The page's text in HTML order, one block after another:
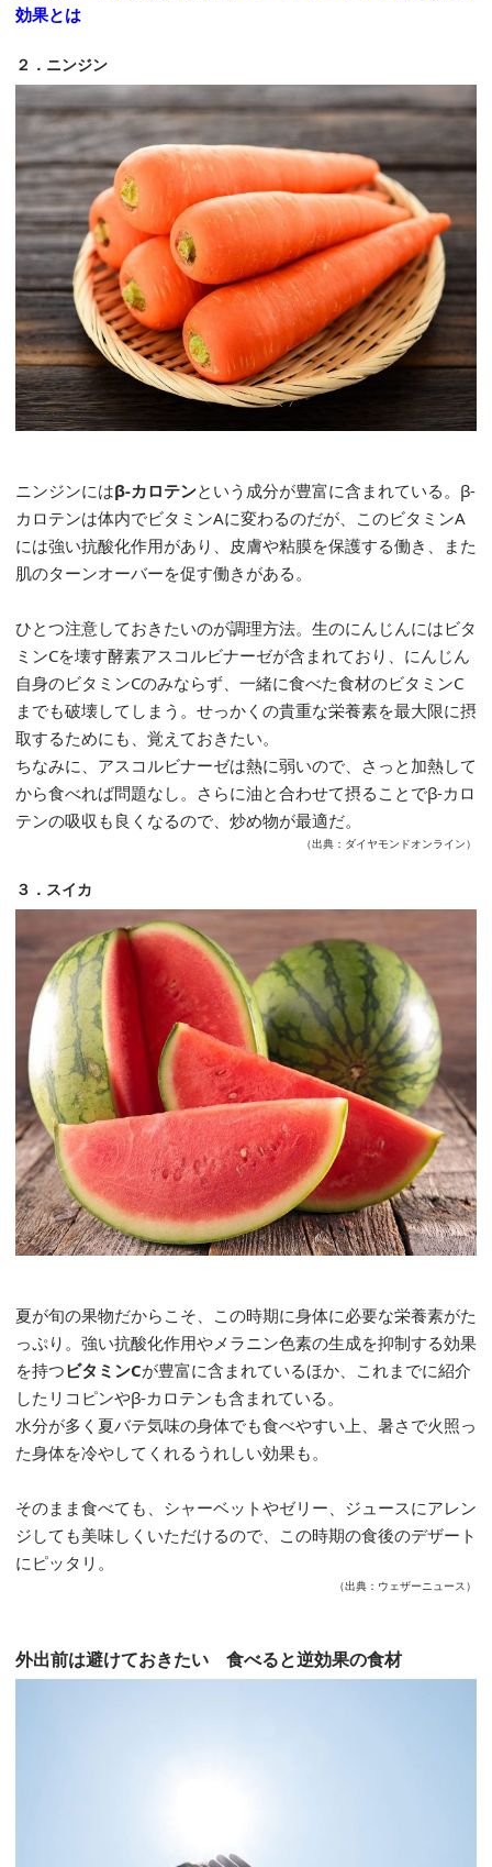
効果とは
２．ニンジン
ニンジンにはβ-カロテンという成分が豊富に含まれている。β-
カロテンは体内でビタミンAに変わるのだが、このビタミンA
には強い抗酸化作用があり、皮膚や粘膜を保護する働き、また
肌のターンオーバーを促す働きがある。
ひとつ注意しておきたいのが調理方法。生のにんじんにはビタ
ミンCを壊す酵素アスコルビナーゼが含まれており、にんじん
自身のビタミンCのみならず、一緒に食べた食材のビタミンC
までも破壊してしまう。せっかくの貴重な栄養素を最大限に摂
取するためにも、覚えておきたい。
ちなみに、アスコルビナーゼは熱に弱いので、さっと加熱して
から食べれば問題なし。さらに油と合わせて摂ることでβ-カロ
テンの吸収も良くなるので、炒め物が最適だ。
（出典：ダイヤモンドオンライン）
３．スイカ
夏が旬の果物だからこそ、この時期に身体に必要な栄養素がた
っぷり。強い抗酸化作用やメラニン色素の生成を抑制する効果
を持つビタミンCが豊富に含まれているほか、これまでに紹介
したリコピンやβ-カロテンも含まれている。
水分が多く夏バテ気味の身体でも食べやすい上、暑さで火照っ
た身体を冷やしてくれるうれしい効果も。
そのまま食べても、シャーベットやゼリー、ジュースにアレン
ジしても美味しくいただけるので、この時期の食後のデザート
にピッタリ。
（出典：ウェザーニュース）
外出前は避けておきたい 食べると逆効果の食材